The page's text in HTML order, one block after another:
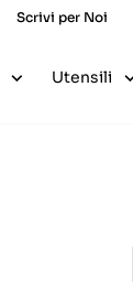
Scrivi per Noi
Utensili